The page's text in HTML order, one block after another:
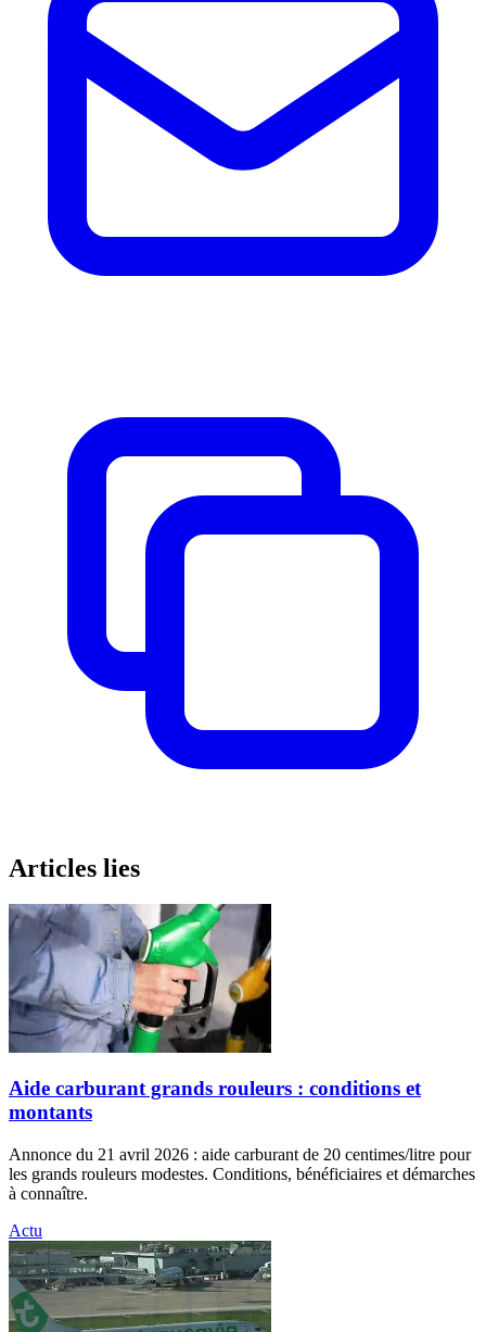
Articles lies
Aide carburant grands rouleurs : conditions et
montants
Annonce du 21 avril 2026 : aide carburant de 20 centimes/litre pour
les grands rouleurs modestes. Conditions, bénéficiaires et démarches
à connaître.
Actu